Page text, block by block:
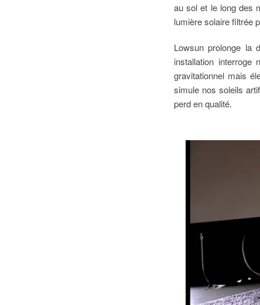
au sol et le long des
lumière solaire filtrée
Lowsun prolonge la
installation interroge
gravitationnel mais
simule nos soleils
perd en qualité.